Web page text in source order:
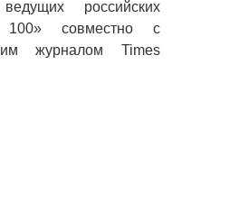
ведущих российских
совместно с
журналом Times